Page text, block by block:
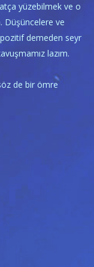
yüzebilmek ve o
Düşüncelere ve
demeden seyr
lazım.
de bir ömre